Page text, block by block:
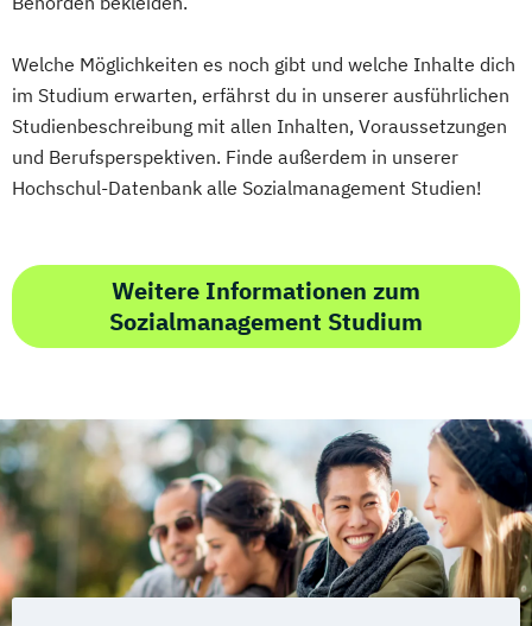
Welche Möglichkeiten es noch gibt und welche Inhalte dich
im Studium erwarten, erfährst du in unserer ausführlichen
Studienbeschreibung mit allen Inhalten, Voraussetzungen
und Berufsperspektiven. Finde außerdem in unserer
Hochschul-Datenbank alle Sozialmanagement Studien!
Weitere Informationen zum
Sozialmanagement Studium